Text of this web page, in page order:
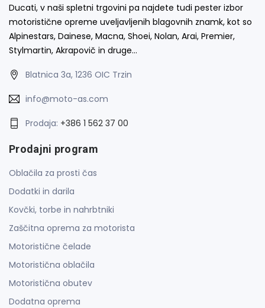
Ducati, v naši spletni trgovini pa najdete tudi pester izbor
motoristične opreme uveljavljenih blagovnih znamk, kot so
Alpinestars, Dainese, Macna, Shoei, Nolan, Arai, Premier,
Stylmartin, Akrapovič in druge…
Blatnica 3a, 1236 OIC Trzin
info@moto-as.com
Prodaja: +386 1 562 37 00
Prodajni program
Oblačila za prosti čas
Dodatki in darila
Kovčki, torbe in nahrbtniki
Zaščitna oprema za motorista
Motoristične čelade
Motoristična oblačila
Motoristična obutev
Dodatna oprema